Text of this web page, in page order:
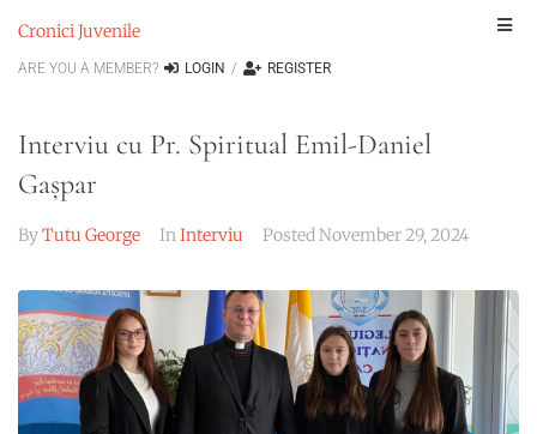
Cronici Juvenile
ARE YOU A MEMBER? LOGIN / REGISTER
Interviu cu Pr. Spiritual Emil-Daniel
Gașpar
ByTutu George InInterviu PostedNovember 29, 2024